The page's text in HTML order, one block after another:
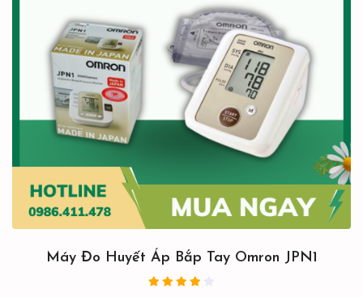
Máy Đo Huyết Áp Bắp Tay Omron JPN1